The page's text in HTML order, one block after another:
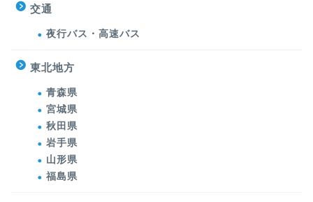
交通
夜行バス・高速バス
東北地方
青森県
宮城県
秋田県
岩手県
山形県
福島県